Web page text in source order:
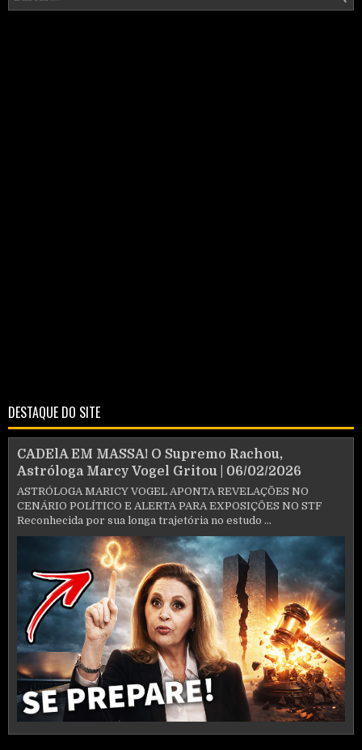
DESTAQUE DO SITE
CADElA EM MASSA! O Supremo Rachou,
Astróloga Marcy Vogel Gritou | 06/02/2026
ASTRÓLOGA MARICY VOGEL APONTA REVELAÇÕES NO
CENÁRIO POLÍTICO E ALERTA PARA EXPOSIÇÕES NO STF
Reconhecida por sua longa trajetória no estudo ...